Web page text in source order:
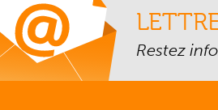
Restez